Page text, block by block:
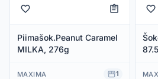
Piimašok.Peanut Caramel
MILKA, 276g
MAXIMA 1